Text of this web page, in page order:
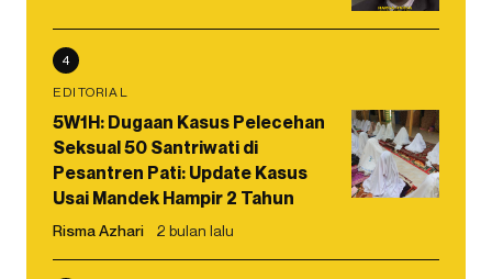
4
EDITORIAL
5W1H: Dugaan Kasus Pelecehan
Seksual 50 Santriwati di
Pesantren Pati: Update Kasus
Usai Mandek Hampir 2 Tahun
Risma Azhari 2 bulan lalu